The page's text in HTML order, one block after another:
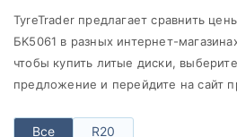
TyreTrader предлагает сравнить
БK5061 в разных интернет-
чтобы купить литые диски,
предложение и перейдите на сайт
Все R20
от до
Все бренды